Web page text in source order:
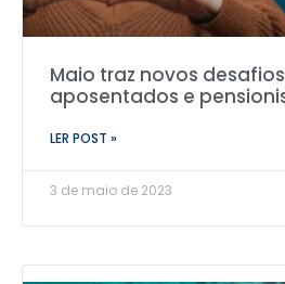
Maio traz novos
aposentados e
LER POST »
3 de maio de 2023